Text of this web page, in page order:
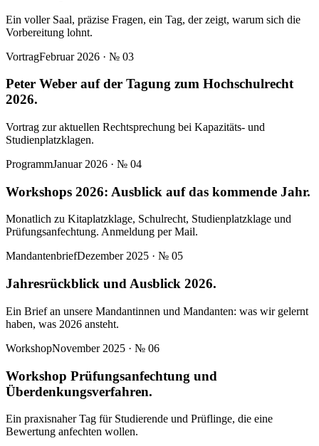
Ein voller Saal, präzise Fragen, ein Tag, der zeigt, warum sich die
Vorbereitung lohnt.
VortragFebruar 2026 · № 03
Peter Weber auf der Tagung zum Hochschulrecht
2026.
Vortrag zur aktuellen Rechtsprechung bei Kapazitäts- und
Studienplatzklagen.
ProgrammJanuar 2026 · № 04
Workshops 2026: Ausblick auf das kommende Jahr.
Monatlich zu Kitaplatzklage, Schulrecht, Studienplatzklage und
Prüfungsanfechtung. Anmeldung per Mail.
MandantenbriefDezember 2025 · № 05
Jahresrückblick und Ausblick 2026.
Ein Brief an unsere Mandantinnen und Mandanten: was wir gelernt
haben, was 2026 ansteht.
WorkshopNovember 2025 · № 06
Workshop Prüfungsanfechtung und
Überdenkungsverfahren.
Ein praxisnaher Tag für Studierende und Prüflinge, die eine
Bewertung anfechten wollen.